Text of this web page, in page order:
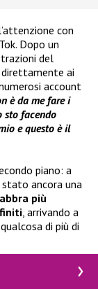
con
Dopo un
del
ai
account
è da me fare i
sto facendo
e questo è il
piano: a
ancora una
più
, arrivando a
di più di